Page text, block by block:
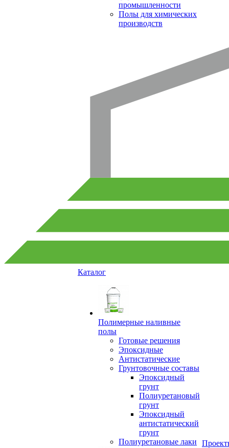
промышленности
Полы для химических
производств
Каталог
Полимерные наливные
полы
Готовые решения
Эпоксидные
Антистатические
Грунтовочные составы
Эпоксидный
грунт
Полиуретановый
грунт
Эпоксидный
антистатический
грунт
Полиуретановые лаки